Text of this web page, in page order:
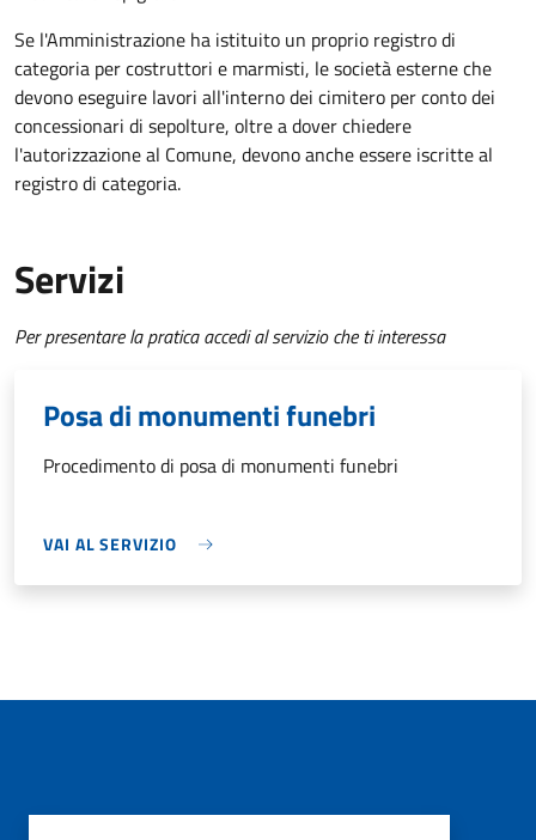
Se l'Amministrazione ha istituito un proprio registro di
categoria per costruttori e marmisti, le società esterne che
devono eseguire lavori all'interno dei cimitero per conto dei
concessionari di sepolture, oltre a dover chiedere
l'autorizzazione al Comune, devono anche essere iscritte al
registro di categoria.
Servizi
Per presentare la pratica accedi al servizio che ti interessa
Posa di monumenti funebri
Procedimento di posa di monumenti funebri
VAI AL SERVIZIO